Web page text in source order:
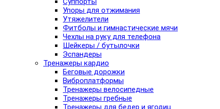
Упоры для отжимания
Утяжелители
Фитболы и гимнастические мячи
Чехлы на руку для телефона
Шейкеры / бутылочки
Эспандеры
Тренажеры кардио
Беговые дорожки
Виброплатформы
Тренажеры велосипедные
Тренажеры гребные
Тренажеры для бедер и ягодиц